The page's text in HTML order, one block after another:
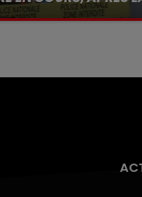
éléments, le